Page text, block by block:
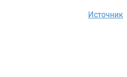
Источник